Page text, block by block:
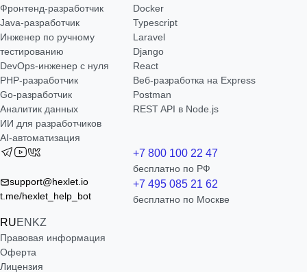
Фронтенд-разработчик
Java-разработчик
Инженер по ручному
тестированию
DevOps-инженер с нуля
РНР-разработчик
Go-разработчик
Аналитик данных
ИИ для разработчиков
AI-автоматизация
Docker
Typescript
Laravel
Django
React
Веб-разработка на Express
Postman
REST API в Node.js
support@hexlet.io
t.me/hexlet_help_bot
RUEN KZ
+7 800 100 22 47
бесплатно по РФ
+7 495 085 21 62
бесплатно по Москве
Правовая информация
Оферта
Лицензия